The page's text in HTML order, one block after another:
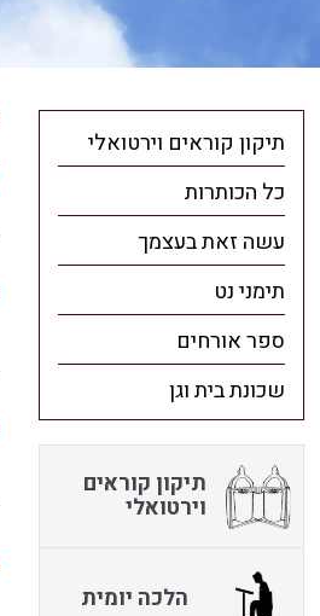
תיקון קוראים וירטואלי
כל הכותרות
עשה זאת בעצמך
תימני נט
ספר אורחים
שכונת בית וגן
תיקון קוראים
וירטואלי
הלכה יומית